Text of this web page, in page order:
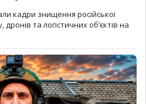
кадри знищення російської
та логістичних об’єктів на